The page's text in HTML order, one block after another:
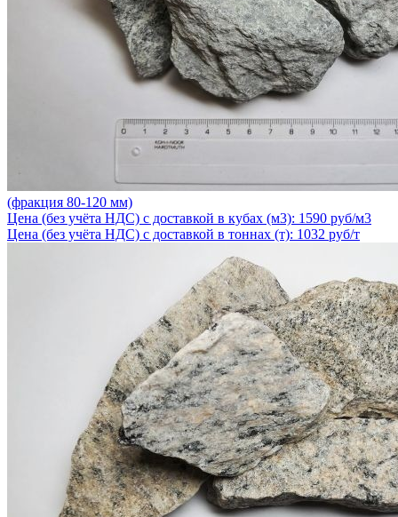
(фракция 80-120 мм)
Цена (без учёта НДС) с доставкой в кубах (м3): 1590 руб/м3
Цена (без учёта НДС) с доставкой в тоннах (т): 1032 руб/т